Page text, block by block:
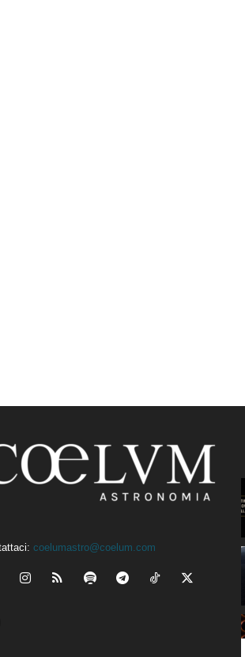
coelumastro@coelum.com